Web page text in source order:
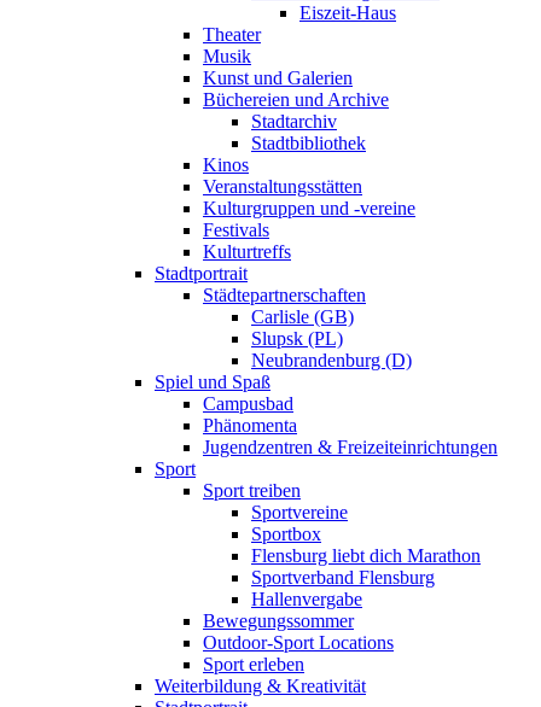
Eiszeit-Haus
Theater
Musik
Kunst und Galerien
Büchereien und Archive
Stadtarchiv
Stadtbibliothek
Kinos
Veranstaltungsstätten
Kulturgruppen und -vereine
Festivals
Kulturtreffs
Stadtportrait
Städtepartnerschaften
Carlisle (GB)
Slupsk (PL)
Neubrandenburg (D)
Spiel und Spaß
Campusbad
Phänomenta
Jugendzentren & Freizeiteinrichtungen
Sport
Sport treiben
Sportvereine
Sportbox
Flensburg liebt dich Marathon
Sportverband Flensburg
Hallenvergabe
Bewegungssommer
Outdoor-Sport Locations
Sport erleben
Weiterbildung & Kreativität